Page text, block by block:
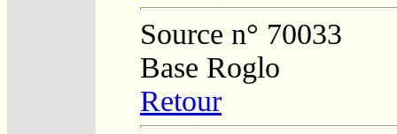
Source n° 70033
Base Roglo
Retour